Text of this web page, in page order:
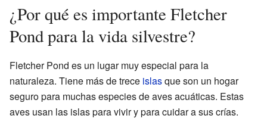
¿Por qué es importante Fletcher
Pond para la vida silvestre?
Fletcher Pond es un lugar muy especial para la
naturaleza. Tiene más de trece islasque son un hogar
seguro para muchas especies de aves acuáticas. Estas
aves usan las islas para vivir y para cuidar a sus crías.